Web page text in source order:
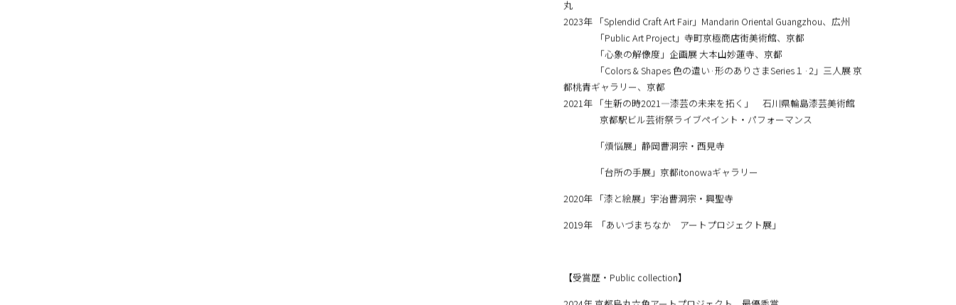
「ART IJ Contemporary Art Show」Regent TAIPEIホテル、台湾
「緑は太い、朱は痩ける」アートサロンESPACE KYOTO、京都大
2023年 「Splendid Craft Art Fair」Mandarin Oriental Guangzhou、広州
「Public Art Project」寺町京極商店街美術館、京都
「心象の解像度」企画展 大本山妙蓮寺、京都
「Colors & Shapes 色の遣い·形のありさまSeries１·2」三人展 京
都桃青ギャラリー、京都
2021年 「生新の時2021―漆芸の未来を拓く」 石川県輪島漆芸美術館
京都駅ビル芸術祭ライブペイント・パフォーマンス
「煩悩展」静岡曹洞宗・西見寺
「台所の手展」京都itonowaギャラリー
2020年 「漆と絵展」宇治曹洞宗・興聖寺